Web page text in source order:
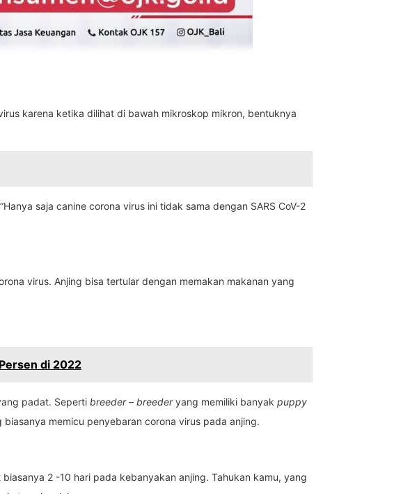
karena ketika dilihat di bawah mikroskop mikron, bentuknya
saja canine corona virus ini tidak sama dengan SARS CoV-2
virus. Anjing bisa tertular dengan memakan makanan yang
di 2022
padat. Seperti breeder – breederyang memiliki banyak puppy
memicu penyebaran corona virus pada anjing.
2 -10 hari pada kebanyakan anjing. Tahukan kamu, yang